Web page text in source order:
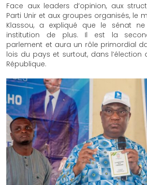
Face aux leaders d’opinion, aux
Parti Unir et aux groupes organisés, le
Klassou, a expliqué que le sénat
institution de plus. Il est la
parlement et aura un rôle primordial
lois du pays et surtout, dans l’élection
République.